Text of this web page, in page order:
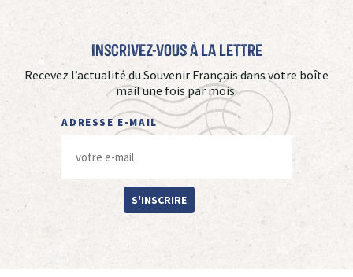
Inscrivez-vous à La Lettre
Recevez l’actualité du Souvenir Français dans votre boîte
mail une fois par mois.
ADRESSE E-MAIL
S'INSCRIRE